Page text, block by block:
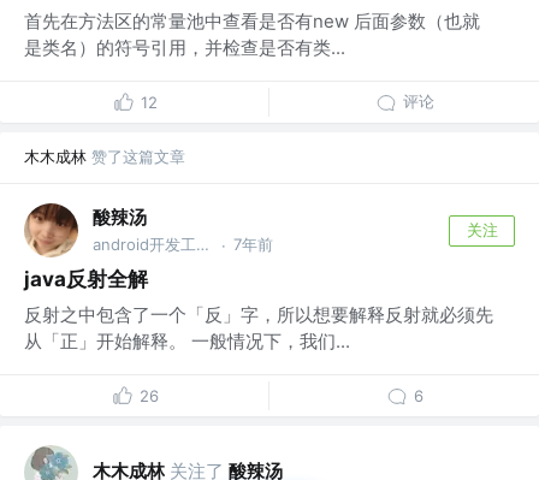
首先在方法区的常量池中查看是否有new 后面参数（也就
是类名）的符号引用，并检查是否有类...
12 评论
木木成林 赞了这篇文章
酸辣汤
android开发工程师 · 7年前
关注
java反射全解
反射之中包含了一个「反」字，所以想要解释反射就必须先
从「正」开始解释。 一般情况下，我们...
26 6
木木成林 关注了 酸辣汤